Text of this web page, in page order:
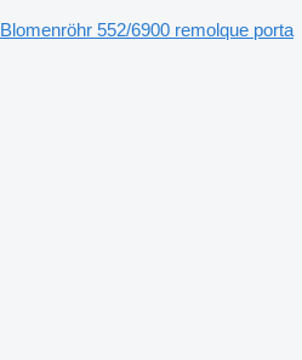
Blomenröhr 552/6900 remolque porta